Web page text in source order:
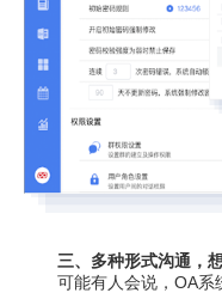
三、多种形式沟通，
可能有人会说，OA系